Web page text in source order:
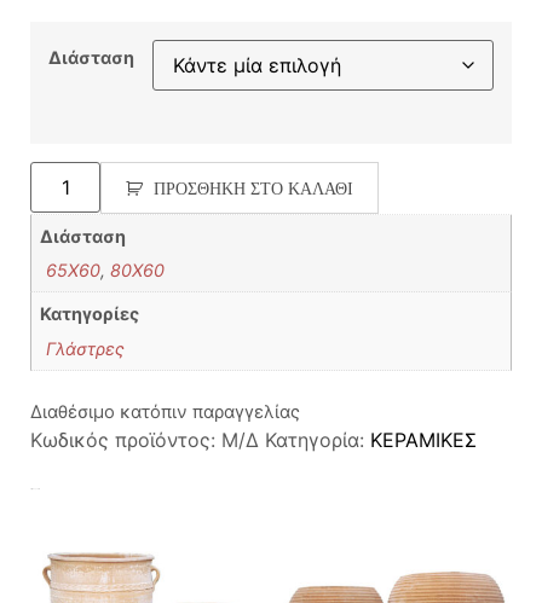
Διάσταση
ΠΡΟΣΘΉΚΗ ΣΤΟ ΚΑΛΆΘΙ
Διάσταση
65X60,80X60
Κατηγορίες
Γλάστρες
Διαθέσιμο κατόπιν παραγγελίας
Κωδικός προϊόντος: Μ/Δ Κατηγορία: ΚΕΡΑΜΙΚΕΣ